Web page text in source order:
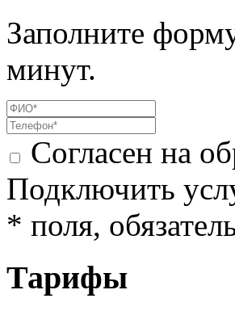
Заполните
минут.
Согласен на
Подключить
* поля,
Тарифы